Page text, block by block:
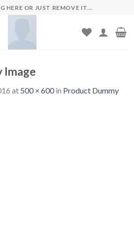
HERE OR JUST REMOVE IT...
Image
at 500 × 600in Product Dummy